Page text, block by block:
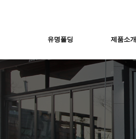
유명폴딩 제품소개